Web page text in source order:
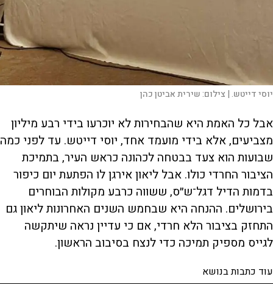
יוסי דייטש. | צילום:שירית אביטן כהן
אבל כל האמת היא שהבחירות לא יוכרעו בידי רבע מיליון
מצביעים, אלא בידי מועמד אחד, יוסי דייטש. עד לפני כמה
שבועות הוא צעד בבטחה לכהונה כראש העיר, בתמיכת
הציבור החרדי כולו. אבל ליאון אירגן לו הפתעת יום כיפור
בדמות הדיל דגל־ש״ס, ששווה כרבע מקולות הבוחרים
בירושלים. ההנחה היא שבחמש השנים האחרונות ליאון גם
התחזק בציבור הלא חרדי, אם כי עדיין נראה שיתקשה
לגייס מספיק תמיכה כדי לנצח בסיבוב הראשון.
עוד כתבות בנושא